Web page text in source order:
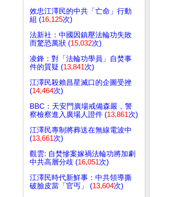
效忠江澤民的中共「亡命」行動
組 (16,125次)
法新社：中國因鎮壓法輪功失敗
而驚恐萬狀 (15,032次)
凌鋒：對「法輪功學員」自焚事
件的質疑 (13,841次)
江澤民殺賴昌星滅口的企圖受挫
(14,464次)
BBC：天安門廣場戒備森嚴，警
察檢察進入廣場人證件 (13,861次)
江澤民專制將葬送在無線電波中
(13,661次)
觀雲: 自焚慘案嫁禍法輪功將加劇
中共高層分歧 (16,051次)
江澤民時代新鮮事：中共領導撕
破臉皮當「官丐」 (13,604次)